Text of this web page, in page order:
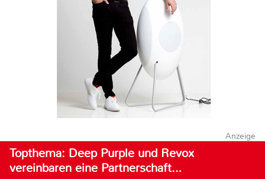
Anzeige
Topthema: Deep Purple und Revox
vereinbaren eine Partnerschaft…